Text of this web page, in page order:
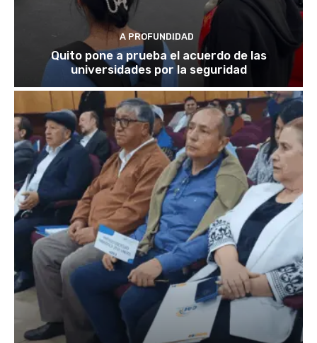
A PROFUNDIDAD
Quito pone a prueba el acuerdo de las
universidades por la seguridad